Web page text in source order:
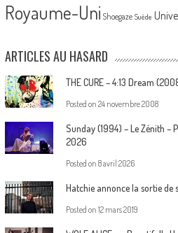
Royaume-Uni Shoegaze Suède
ARTICLES AU HASARD
THE CURE – 4:13 Dream
Posted on 24 novembre 2008
Sunday (1994) – Le Zénith –
2026
Posted on 8 avril 2026
Hatchie annonce la sortie de
Posted on 12 mars 2019